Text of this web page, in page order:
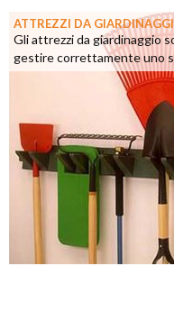
ATTREZZI DA
Gli attrezzi da giardinaggio
gestire correttamente uno